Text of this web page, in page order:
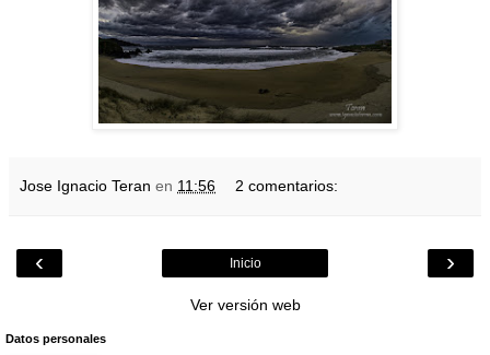
Jose Ignacio Teran en 11:56 2 comentarios:
‹ ›
Inicio
Ver versión web
Datos personales